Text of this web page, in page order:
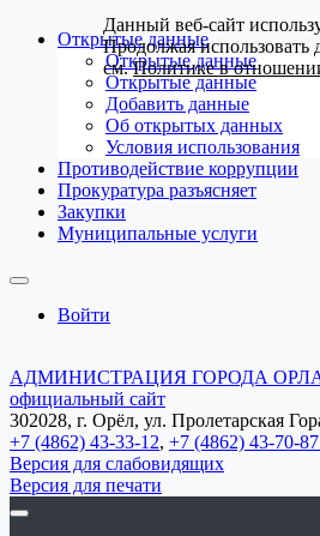
Открытые данные
Открытые данные
Открытые данные
Добавить данные
Об открытых данных
Условия использования
Противодействие коррупции
Прокуратура разъясняет
Закупки
Муниципальные услуги
Войти
АДМИНИСТРАЦИЯ ГОРОДА
официальный сайт
302028, г. Орёл, ул. Пролетарская
+7 (4862) 43-33-12, +7 (4862) 43-70-
Версия для слабовидящих
Версия для печати
Данный веб-сайт
Продолжая
см.Политике в